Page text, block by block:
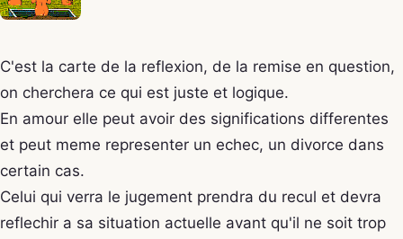
C'est la carte de la reflexion, de la remise en question,
on cherchera ce qui est juste et logique.
En amour elle peut avoir des significations differentes
et peut meme representer un echec, un divorce dans
certain cas.
Celui qui verra le jugement prendra du recul et devra
reflechir a sa situation actuelle avant qu'il ne soit trop